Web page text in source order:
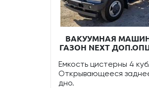
ВАКУУМНАЯ
ГАЗОН NEXT
Емкость цистерны 4
Открывающееся
дно.